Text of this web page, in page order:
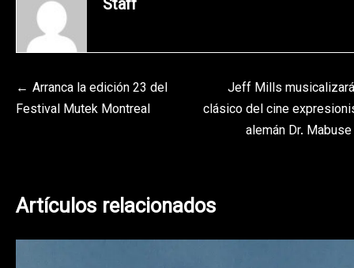
Staff
Navegación
de
Arranca la edición 23 del
Festival Mutek Montreal
Jeff Mills
clásico del cine
alemán Dr. Mabuse
Artículos relacionados